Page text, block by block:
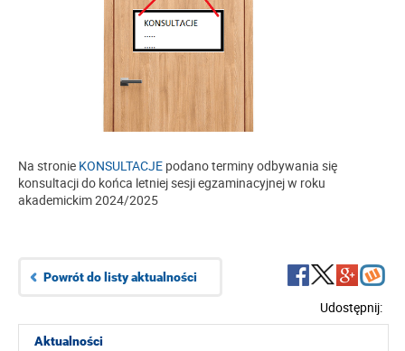
Aktualności
Na stronie KONSULTACJE podano terminy odbywania się
konsultacji do końca letniej sesji egzaminacyjnej w roku
akademickim 2024/2025
Udostępnij:
Powrót do listy aktualności